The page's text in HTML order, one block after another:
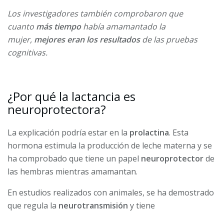
Los investigadores también comprobaron que
cuanto más tiempohabía amamantado la
mujer, mejores eran los resultadosde las pruebas
cognitivas.
¿Por qué la lactancia es
neuroprotectora?
La explicación podría estar en la prolactina. Esta
hormona estimula la producción de leche materna y se
ha comprobado que tiene un papel neuroprotectorde
las hembras mientras amamantan.
En estudios realizados con animales, se ha demostrado
que regula la neurotransmisión y tiene